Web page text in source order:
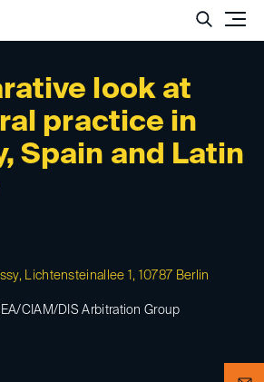
look at
practice in
Spain and Latin
Lichtensteinallee 1, 10787 Berlin
CIAM/DIS Arbitration Group